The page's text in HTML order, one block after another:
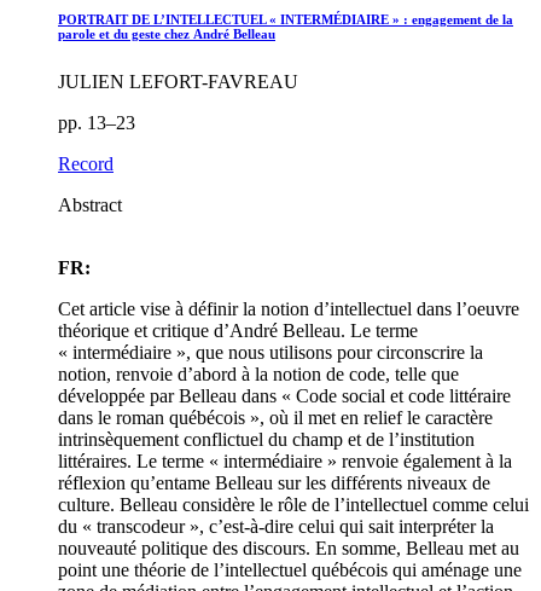
PORTRAIT DE L’INTELLECTUEL « INTERMÉDIAIRE » : engagement de la
parole et du geste chez André Belleau
JULIEN LEFORT-FAVREAU
pp. 13–23
Record
Abstract
FR:
Cet article vise à définir la notion d’intellectuel dans l’oeuvre
théorique et critique d’André Belleau. Le terme
« intermédiaire », que nous utilisons pour circonscrire la
notion, renvoie d’abord à la notion de code, telle que
développée par Belleau dans « Code social et code littéraire
dans le roman québécois », où il met en relief le caractère
intrinsèquement conflictuel du champ et de l’institution
littéraires. Le terme « intermédiaire » renvoie également à la
réflexion qu’entame Belleau sur les différents niveaux de
culture. Belleau considère le rôle de l’intellectuel comme celui
du « transcodeur », c’est-à-dire celui qui sait interpréter la
nouveauté politique des discours. En somme, Belleau met au
point une théorie de l’intellectuel québécois qui aménage une